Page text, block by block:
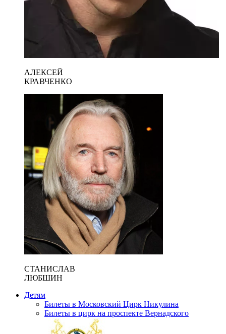
АЛЕКСЕЙ
КРАВЧЕНКО
СТАНИСЛАВ
ЛЮБШИН
Детям
Билеты в Московский Цирк Никулина
Билеты в цирк на проспекте Вернадского